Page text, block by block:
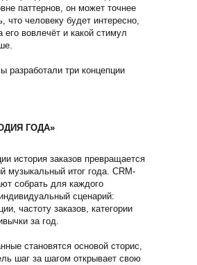
паттернов, он может точнее
что человеку будет интересно,
его вовлечёт и какой стимул
разработали три концепции
ГОДА»
история заказов превращается
музыкальный итог года. CRM-
собрать для каждого
сценарий:
частоту заказов, категории
за год.
становятся основой сторис,
шаг за шагом открывает свою